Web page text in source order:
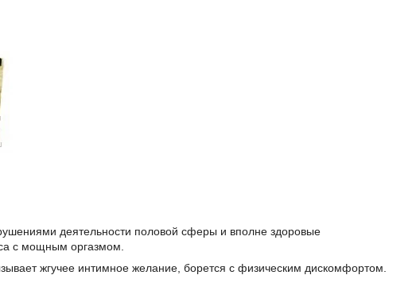
деятельности половой сферы и вполне здоровые
с мощным оргазмом.
жгучее интимное желание, борется с физическим дискомфортом.